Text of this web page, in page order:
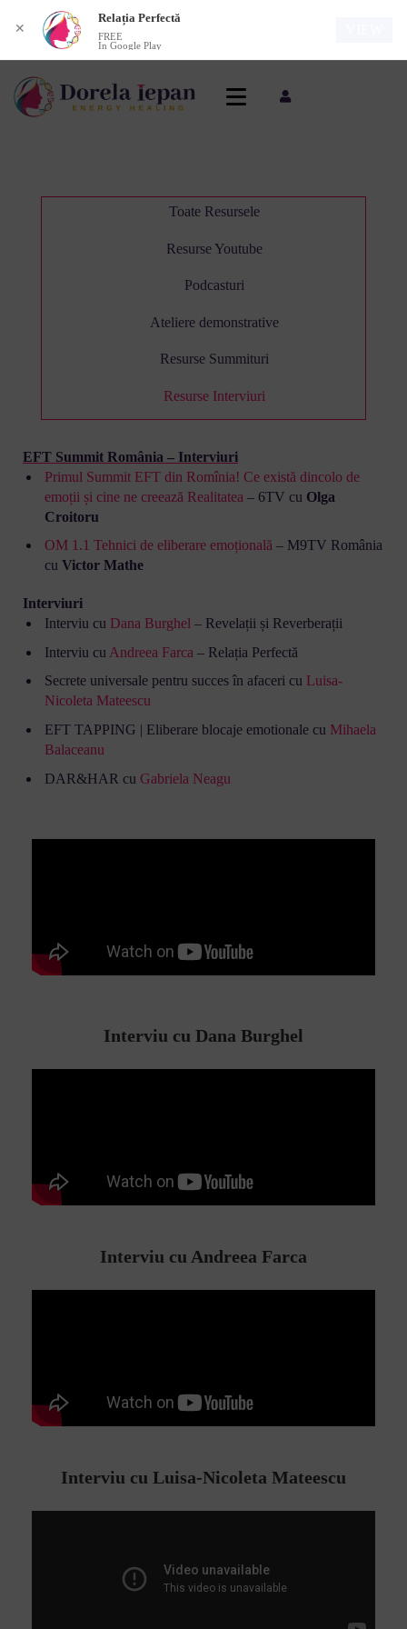
Toate Resursele
Resurse Youtube
Podcasturi
Ateliere demonstrative
Resurse Summituri
Resurse Interviuri
EFT Summit România – Interviuri
Primul Summit EFT din Romînia! Ce există dincolo de
emoții și cine ne creează Realitatea – 6TV cu Olga
Croitoru
OM 1.1 Tehnici de eliberare emoțională – M9TV România
cu Victor Mathe
Interviuri
Interviu cu Dana Burghel – Revelații și Reverberații
Interviu cu Andreea Farca – Relația Perfectă
Secrete universale pentru succes în afaceri cu Luisa-
Nicoleta Mateescu
EFT TAPPING | Eliberare blocaje emotionale cu Mihaela
Balaceanu
DAR&HAR cu Gabriela Neagu
Interviu cu Dana Burghel
Interviu cu Andreea Farca
Interviu cu Luisa-Nicoleta Mateescu
✕
Relația Perfectă
FREE
In Google Play